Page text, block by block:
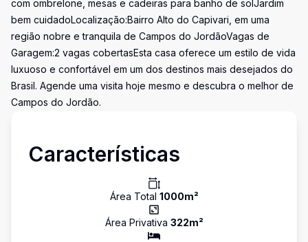
com ombrelone, mesas e cadeiras para banho de solJardim
bem cuidadoLocalização:Bairro Alto do Capivari, em uma
região nobre e tranquila de Campos do JordãoVagas de
Garagem:2 vagas cobertasEsta casa oferece um estilo de vida
luxuoso e confortável em um dos destinos mais desejados do
Brasil. Agende uma visita hoje mesmo e descubra o melhor de
Campos do Jordão.
Características
Área Total 1000m²
Área Privativa 322m²